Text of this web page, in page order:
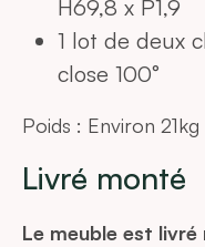
H69,8 x P1,9
1 lot de deux
close 100°
Poids : Environ 21kg
Livré monté
Le meuble est livré